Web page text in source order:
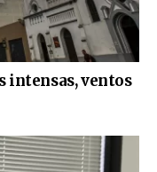
intensas, ventos